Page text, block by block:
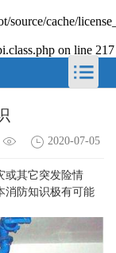
cache/
on line 217
2020-07-05
或其它突发险情
消防知识极有可能